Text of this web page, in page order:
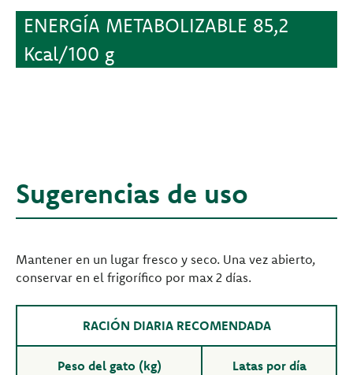
ENERGÍA METABOLIZABLE 85,2
Kcal/100 g
Sugerencias de uso
Mantener en un lugar fresco y seco. Una vez abierto,
conservar en el frigorífico por max 2 días.
RACIÓN DIARIA RECOMENDADA
Peso del gato (kg) Latas por día